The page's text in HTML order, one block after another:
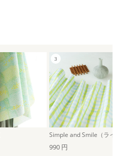
990 円